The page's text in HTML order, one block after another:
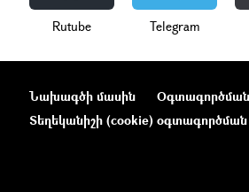
Rutube Telegram
Նախագծի մասին
Տեղեկանիշի (cookie) օգտագործման